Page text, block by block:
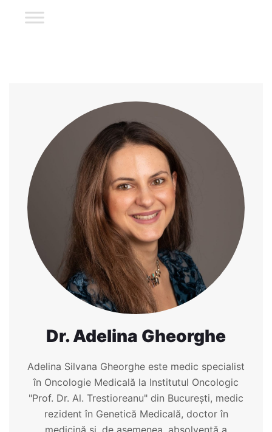
Dr. Adelina Gheorghe
Adelina Silvana Gheorghe este medic specialist
în Oncologie Medicală la Institutul Oncologic
"Prof. Dr. Al. Trestioreanu" din București, medic
rezident în Genetică Medicală, doctor în